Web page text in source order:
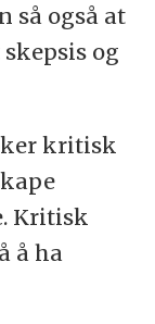
så også at
og
kritisk
Kritisk
å ha